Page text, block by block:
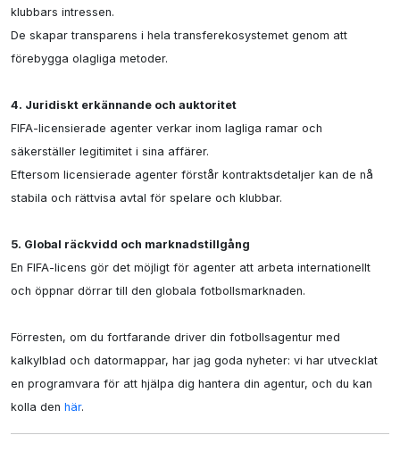
klubbars intressen.
De skapar transparens i hela transferekosystemet genom att
förebygga olagliga metoder.
4. Juridiskt erkännande och auktoritet
FIFA-licensierade agenter verkar inom lagliga ramar och
säkerställer legitimitet i sina affärer.
Eftersom licensierade agenter förstår kontraktsdetaljer kan de nå
stabila och rättvisa avtal för spelare och klubbar.
5. Global räckvidd och marknadstillgång
En FIFA-licens gör det möjligt för agenter att arbeta internationellt
och öppnar dörrar till den globala fotbollsmarknaden.
Förresten, om du fortfarande driver din fotbollsagentur med
kalkylblad och datormappar, har jag goda nyheter: vi har utvecklat
en programvara för att hjälpa dig hantera din agentur, och du kan
kolla den här.